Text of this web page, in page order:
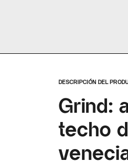
DESCRIPCIÓN DEL
Grind:
techo